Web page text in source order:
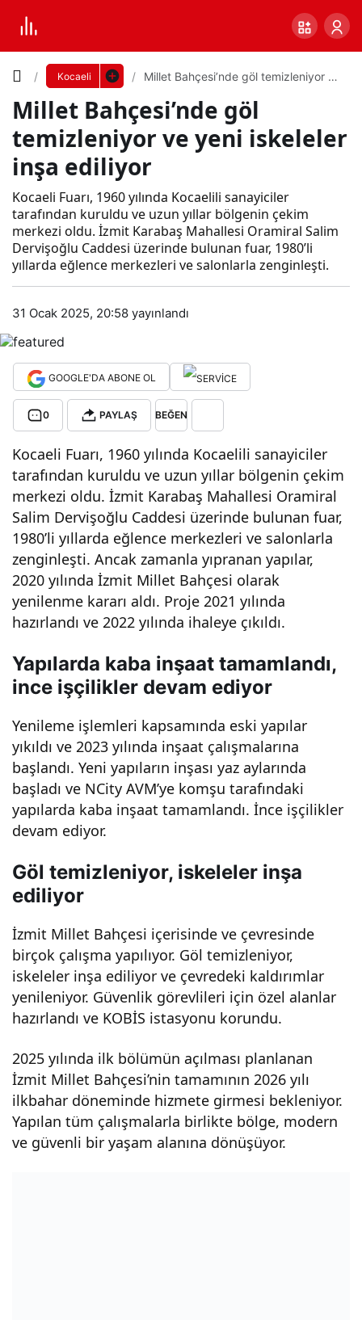
Kocaeli
Millet Bahçesi’nde göl temizleniyor ve
Millet Bahçesi’nde göl
temizleniyor ve yeni iskeleler
inşa ediliyor
Kocaeli Fuarı, 1960 yılında Kocaelili sanayiciler
tarafından kuruldu ve uzun yıllar bölgenin çekim
merkezi oldu. İzmit Karabaş Mahallesi Oramiral Salim
Dervişoğlu Caddesi üzerinde bulunan fuar, 1980’li
yıllarda eğlence merkezleri ve salonlarla zenginleşti.
31 Ocak 2025, 20:58 yayınlandı
GOOGLE'DA ABONE OL
0 PAYLAŞ BEĞEN
Kocaeli Fuarı, 1960 yılında Kocaelili sanayiciler
tarafından kuruldu ve uzun yıllar bölgenin çekim
merkezi oldu. İzmit Karabaş Mahallesi Oramiral
Salim Dervişoğlu Caddesi üzerinde bulunan fuar,
1980’li yıllarda eğlence merkezleri ve salonlarla
zenginleşti. Ancak zamanla yıpranan yapılar,
2020 yılında İzmit Millet Bahçesi olarak
yenilenme kararı aldı. Proje 2021 yılında
hazırlandı ve 2022 yılında ihaleye çıkıldı.
Yapılarda kaba inşaat tamamlandı,
ince işçilikler devam ediyor
Yenileme işlemleri kapsamında eski yapılar
yıkıldı ve 2023 yılında inşaat çalışmalarına
başlandı. Yeni yapıların inşası yaz aylarında
başladı ve NCity AVM’ye komşu tarafındaki
yapılarda kaba inşaat tamamlandı. İnce işçilikler
devam ediyor.
Göl temizleniyor, iskeleler inşa
ediliyor
İzmit Millet Bahçesi içerisinde ve çevresinde
birçok çalışma yapılıyor. Göl temizleniyor,
iskeleler inşa ediliyor ve çevredeki kaldırımlar
yenileniyor. Güvenlik görevlileri için özel alanlar
hazırlandı ve KOBİS istasyonu korundu.
2025 yılında ilk bölümün açılması planlanan
İzmit Millet Bahçesi’nin tamamının 2026 yılı
ilkbahar döneminde hizmete girmesi bekleniyor.
Yapılan tüm çalışmalarla birlikte bölge, modern
ve güvenli bir yaşam alanına dönüşüyor.
Mill
et
Bah
nde
göl
temi
zlen
iyor
ve
yeni
iske
leler
inşa
edili
yor
Yazı
Boyutunu
Ayarla
Küçük 100% Dev
0